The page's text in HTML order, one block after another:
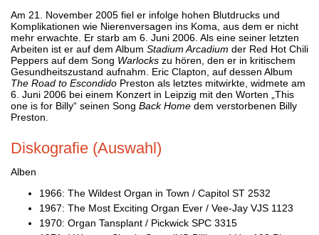
Am 21. November 2005 fiel er infolge hohen Blutdrucks und
Komplikationen wie Nierenversagen ins Koma, aus dem er nicht
mehr erwachte. Er starb am 6. Juni 2006. Als eine seiner letzten
Arbeiten ist er auf dem Album Stadium Arcadium der Red Hot Chili
Peppers auf dem Song Warlocks zu hören, den er in kritischem
Gesundheitszustand aufnahm. Eric Clapton, auf dessen Album
The Road to Escondido Preston als letztes mitwirkte, widmete am
6. Juni 2006 bei einem Konzert in Leipzig mit den Worten „This
one is for Billy“ seinen Song Back Home dem verstorbenen Billy
Preston.
Diskografie (Auswahl)
Alben
1966: The Wildest Organ in Town / Capitol ST 2532
1967: The Most Exciting Organ Ever / Vee-Jay VJS 1123
1970: Organ Tansplant / Pickwick SPC 3315